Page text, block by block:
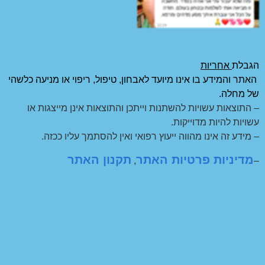
הגבלת אחריות
האתר והמידע בו אינו מיועד לאבחון, טיפול, ריפוי או מניעה כלשהי
של מחלה.
– התוצאות עשויות להשתנות וייתכן והתוצאות אינן מייצגות או
עשויות להיות מדוייקות.
– מידע זה אינו מהווה ייעוץ רפואי ואין להסתמך עליו ככזה.
–מדיניות פרטיות האתר, תקנון האתר